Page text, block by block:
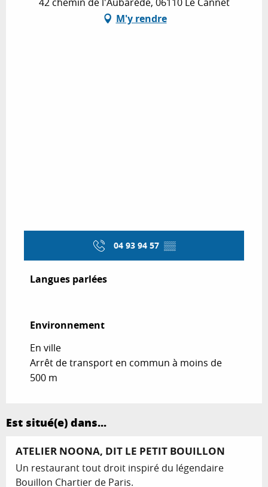
M'y rendre
04 93 94 57 ▒▒
Langues parlées
Langues parlées
Environnement
Environnement
En ville
Arrêt de transport en commun à moins de
500 m
Est situé(e) dans...
ATELIER NOONA, DIT LE PETIT BOUILLON
Un restaurant tout droit inspiré du légendaire
Bouillon Chartier de Paris.